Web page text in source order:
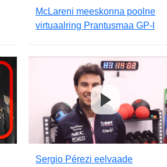
McLareni meeskonna poolne
virtuaalring Prantusmaa GP-l
Sergio Pérezi eelvaade